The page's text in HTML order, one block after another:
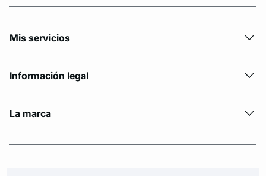
Mis servicios
Información legal
La marca